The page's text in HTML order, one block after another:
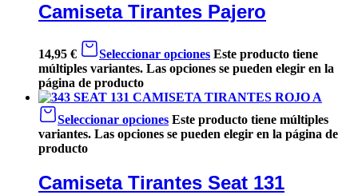
Camiseta Tirantes Pajero
14,95 € Seleccionar opciones Este producto tiene
múltiples variantes. Las opciones se pueden elegir en la
página de producto
Seleccionar opciones Este producto tiene múltiples
variantes. Las opciones se pueden elegir en la página de
producto
Camiseta Tirantes Seat 131